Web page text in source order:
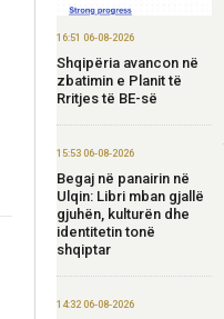
16:51 06-08-2026
Shqipëria avancon në
zbatimin e Planit të
Rritjes të BE-së
15:53 06-08-2026
Begaj në panairin në
Ulqin: Libri mban gjallë
gjuhën, kulturën dhe
identitetin tonë
shqiptar
14:32 06-08-2026